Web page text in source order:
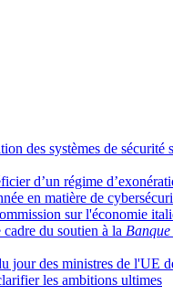
des systèmes de sécurité
d’un régime
en matière de
sur l'économie
du soutien à la
jour des ministres de l'UE
les ambitions ultimes